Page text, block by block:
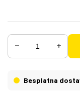
vam ostavlja izbor
samim tim i
energije i
Besplatna